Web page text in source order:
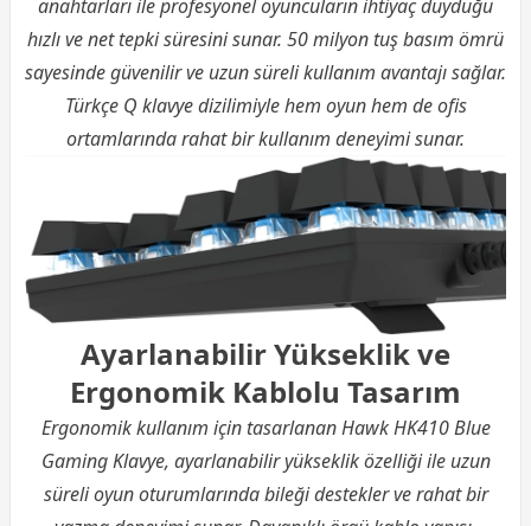
anahtarları ile profesyonel oyuncuların ihtiyaç duyduğu
hızlı ve net tepki süresini sunar. 50 milyon tuş basım ömrü
sayesinde güvenilir ve uzun süreli kullanım avantajı sağlar.
Türkçe Q klavye dizilimiyle hem oyun hem de ofis
ortamlarında rahat bir kullanım deneyimi sunar.
Ayarlanabilir Yükseklik ve
Ergonomik Kablolu Tasarım
Ergonomik kullanım için tasarlanan Hawk HK410 Blue
Gaming Klavye, ayarlanabilir yükseklik özelliği ile uzun
süreli oyun oturumlarında bileği destekler ve rahat bir